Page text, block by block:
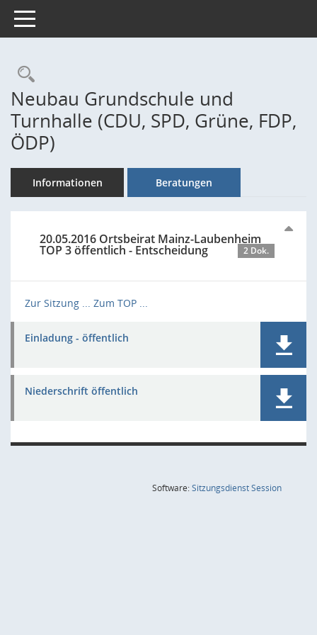
Toggle navigation
Rechercheauswahl
Neubau Grundschule und
Turnhalle (CDU, SPD, Grüne, FDP,
ÖDP)
Informationen Beratungen
20.05.2016 Ortsbeirat Mainz-Laubenheim
TOP 3 öffentlich - Entscheidung 2 Dok.
Zur Sitzung ... Zum TOP ...
Einladung - öffentlich
Niederschrift öffentlich
Software:SitzungsdienstSession(Wird in